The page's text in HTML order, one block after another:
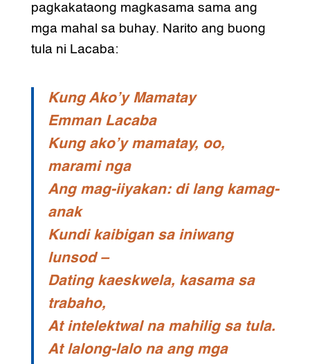
pagkakataong magkasama sama ang
mga mahal sa buhay. Narito ang buong
tula ni Lacaba:
Kung Ako’y Mamatay
Emman Lacaba
Kung ako’y mamatay, oo,
marami nga
Ang mag-iiyakan: di lang kamag-
anak
Kundi kaibigan sa iniwang
lunsod –
Dating kaeskwela, kasama sa
trabaho,
At intelektwal na mahilig sa tula.
At lalong-lalo na ang mga